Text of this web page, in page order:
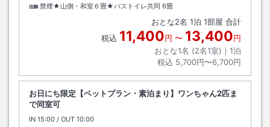
禁煙★山側・和室６畳★バストイレ共同 6畳
おとな2名 1泊 1部屋 合計
税込 11,400円 〜 13,400円
おとな1名 (2名1室)｜ 1泊
税込 5,700円〜6,700円
お日にち限定【ペットプラン・素泊まり】ワンちゃん2匹ま
で同室可
IN チェックイン
15:00 / OUT チェックアウト
10:00